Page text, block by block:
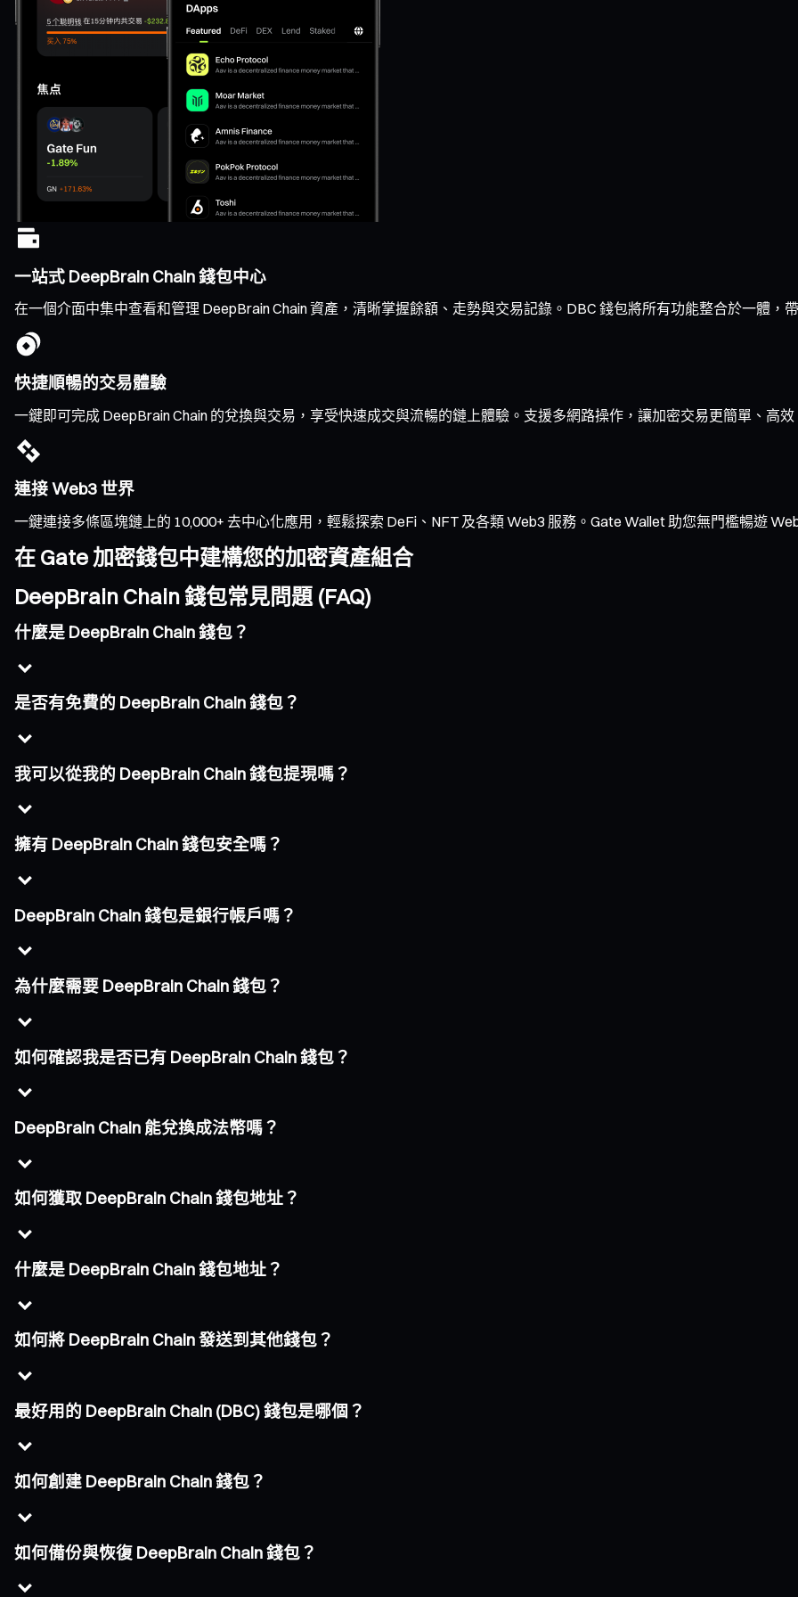
一站式 DeepBrain Chain 錢包中心
在一個介面中集中查看和管理 DeepBrain Chain 資產，清晰掌握餘額、走勢與交易記錄。DBC 錢包將所有功能整合於一體，
快捷順暢的交易體驗
一鍵即可完成 DeepBrain Chain 的兌換與交易，享受快速成交與流暢的鏈上體驗。支援多網路操作，讓加密交易更簡單、高效
連接 Web3 世界
一鍵連接多條區塊鏈上的 10,000+ 去中心化應用，輕鬆探索 DeFi、NFT 及各類 Web3 服務。Gate Wallet 助您無門檻暢遊
在 Gate 加密錢包中建構您的加密資產組合
DeepBrain Chain 錢包常見問題 (FAQ)
什麼是 DeepBrain Chain 錢包？
是否有免費的 DeepBrain Chain 錢包？
我可以從我的 DeepBrain Chain 錢包提現嗎？
擁有 DeepBrain Chain 錢包安全嗎？
DeepBrain Chain 錢包是銀行帳戶嗎？
為什麼需要 DeepBrain Chain 錢包？
如何確認我是否已有 DeepBrain Chain 錢包？
DeepBrain Chain 能兌換成法幣嗎？
如何獲取 DeepBrain Chain 錢包地址？
什麼是 DeepBrain Chain 錢包地址？
如何將 DeepBrain Chain 發送到其他錢包？
最好用的 DeepBrain Chain (DBC) 錢包是哪個？
如何創建 DeepBrain Chain 錢包？
如何備份與恢復 DeepBrain Chain 錢包？